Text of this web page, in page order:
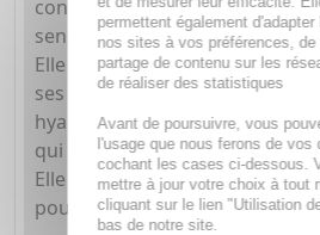
conçu pour tous types de
sensibles.
Elle renforce la structure de la
ses éléments essentiels
hyaluronique), mais aussi sur
qui les connectent.
Elle est enrichie en
pour un effet lissant immédiat.
permettent également
nos sites à vos préférences,
partage de contenu sur les
de réaliser des statistiques
Avant de poursuivre, vous
l'usage que nous ferons de vos
cochant les cases ci-dessous.
mettre à jour votre choix à tout
cliquant sur le lien "Utilisation
bas de notre site.